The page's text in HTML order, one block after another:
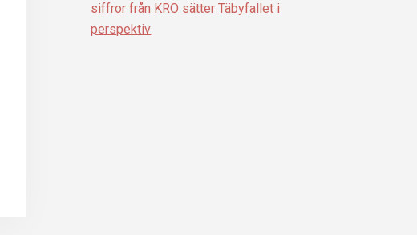
siffror från KRO sätter Täbyfallet i
perspektiv